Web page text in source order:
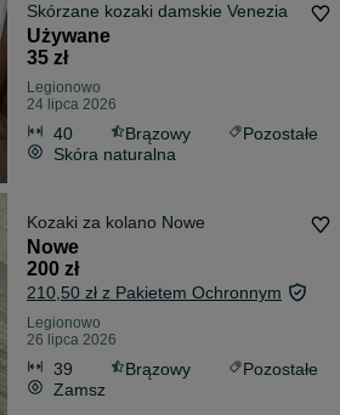
Skórzane kozaki damskie Venezia
Używane
35 zł
Legionowo
24 lipca 2026
40 Brązowy
Pozostałe
Skóra naturalna
Kozaki za kolano Nowe
Nowe
200 zł
210,50 zł z Pakietem Ochronnym
Legionowo
26 lipca 2026
39 Brązowy
Pozostałe
Zamsz